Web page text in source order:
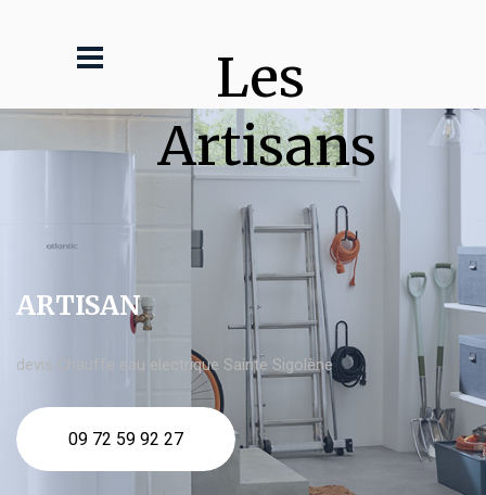
Les
Artisans
ARTISAN
devis Chauffe eau electrique Sainte Sigolène
09 72 59 92 27